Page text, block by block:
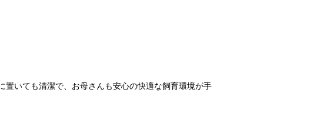
置いても清潔で、お母さんも安心の快適な飼育環境が手